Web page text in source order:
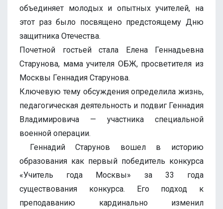
объединяет молодых и опытных учителей, на
этот раз было посвящено предстоящему Дню
защитника Отечества.
Почетной гостьей стала Елена Геннадьевна
Старунова, мама учителя ОБЖ, просветителя из
Москвы Геннадия Старунова.
Ключевую тему обсуждения определила жизнь,
педагогическая деятельность и подвиг Геннадия
Владимировича — участника специальной
военной операции.
Геннадий Старунов вошел в историю
образования как первый победитель конкурса
«Учитель года Москвы» за 33 года
существования конкурса. Его подход к
преподаванию кардинально изменил